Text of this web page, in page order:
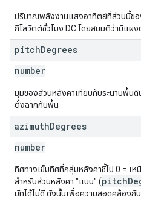
ปริมาณพลังงานแสงอาทิตย์ที่ส่วนนี้ขอ
กิโลวัตต์ชั่วโมง DC โดยสมมติว่ามีแผ
pitchDegrees
number
มุมของส่วนหลังคาเทียบกับระนาบพื้น
ตั้งฉากกับพื้น
azimuthDegrees
number
ทิศทางเข็มทิศที่กลุ่มหลังคาชี้ไป 0 = เห
สำหรับส่วนหลังคา "แบน" (
มัทได้ไม่ดี ดังนั้นเพื่อความสอดคล้องกั